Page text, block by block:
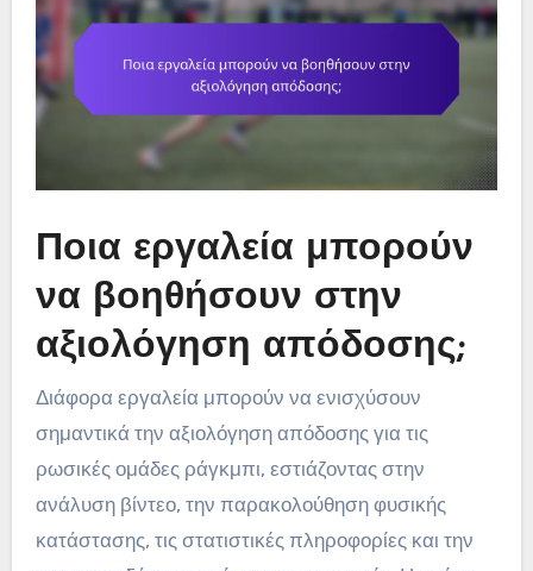
Ποια εργαλεία μπορούν
να βοηθήσουν στην
αξιολόγηση απόδοσης;
Διάφορα εργαλεία μπορούν να ενισχύσουν
σημαντικά την αξιολόγηση απόδοσης για τις
ρωσικές ομάδες ράγκμπι, εστιάζοντας στην
ανάλυση βίντεο, την παρακολούθηση φυσικής
κατάστασης, τις στατιστικές πληροφορίες και την